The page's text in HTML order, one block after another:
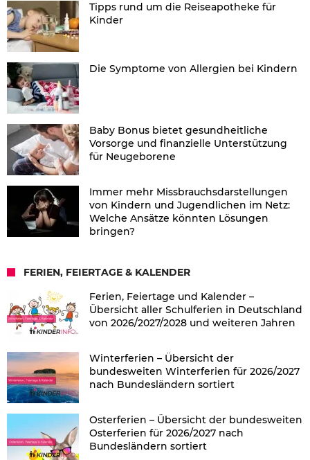
Tipps rund um die Reiseapotheke für
Kinder
Die Symptome von Allergien bei Kindern
Baby Bonus bietet gesundheitliche
Vorsorge und finanzielle Unterstützung
für Neugeborene
Immer mehr Missbrauchsdarstellungen
von Kindern und Jugendlichen im Netz:
Welche Ansätze könnten Lösungen
bringen?
FERIEN, FEIERTAGE & KALENDER
Ferien, Feiertage und Kalender –
Übersicht aller Schulferien in Deutschland
von 2026/2027/2028 und weiteren Jahren
Winterferien – Übersicht der
bundesweiten Winterferien für 2026/2027
nach Bundesländern sortiert
Osterferien – Übersicht der bundesweiten
Osterferien für 2026/2027 nach
Bundesländern sortiert